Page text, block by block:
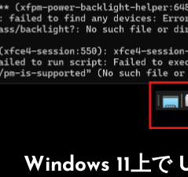
Windows 11上で